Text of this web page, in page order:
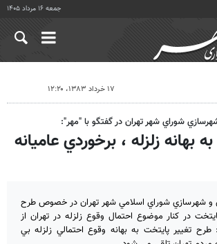
جمعه ۱۶ مرداد ۱۴۰۵
۱۷ خرداد ۱۳۸۳، ۱۲:۲۰
شوراي شهر تهران در گفتگو با "مهر":
بهانه زلزله ، برخوردي عاميانه
و شهرسازي شوراي اسلامي شهر تهران در خصوص طرح
در كنار موضوع احتمال وقوع زلزله در تهران از
تغيير پايتخت به بهانه وقوع احتمالي زلزله بي